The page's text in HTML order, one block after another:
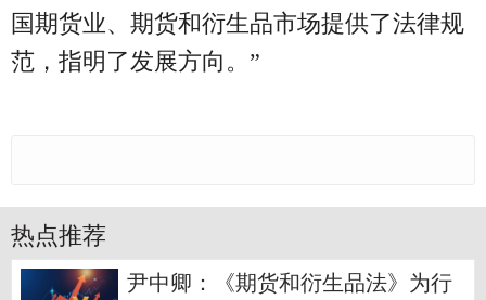
国期货业、期货和衍生品市场提供了法律规
范，指明了发展方向。”
热点推荐
尹中卿：《期货和衍生品法》为行